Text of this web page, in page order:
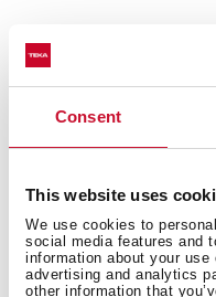
Consent
This website uses
We use cookies to
social media features and
information about your
advertising and analytics
other information that